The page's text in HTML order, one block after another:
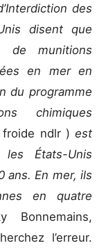
des
disent que
de munitions
en mer en
du programme
chimiques
froide ndlr )est
États-Unis
ans. En mer, ils
en quatre
Bonnemains,
l’erreur.